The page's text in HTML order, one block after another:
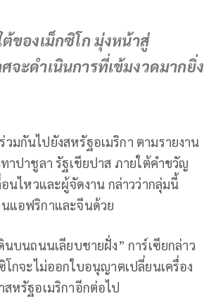
ของเม็กซิโก มุ่งหน้าสู่
จะดำเนินการที่เข้มงวดมากยิ่ง
มกันไปยังสหรัฐอเมริกา ตามรายงาน
าปาชูลา รัฐเชียปาส ภายใต้คำขวัญ
นไหวและผู้จัดงาน กล่าวว่ากลุ่มนี้
แอฟริกาและจีนด้วย
นบนถนนเลียบชายฝั่ง” การ์เซียกล่าว
โกจะไม่ออกใบอนุญาตเปลี่ยนเครื่อง
หรัฐอเมริกาอีกต่อไป